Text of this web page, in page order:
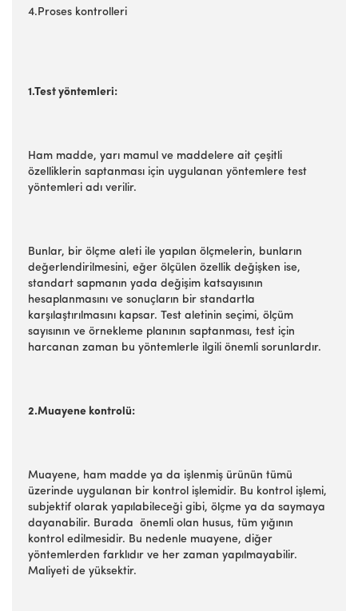
4.Proses kontrolleri
1.Test yöntemleri:
Ham madde, yarı mamul ve maddelere ait çeşitli
özelliklerin saptanması için uygulanan yöntemlere test
yöntemleri adı verilir.
Bunlar, bir ölçme aleti ile yapılan ölçmelerin, bunların
değerlendirilmesini, eğer ölçülen özellik değişken ise,
standart sapmanın yada değişim katsayısının
hesaplanmasını ve sonuçların bir standartla
karşılaştırılmasını kapsar. Test aletinin seçimi, ölçüm
sayısının ve örnekleme planının saptanması, test için
harcanan zaman bu yöntemlerle ilgili önemli sorunlardır.
2.Muayene kontrolü:
Muayene, ham madde ya da işlenmiş ürünün tümü
üzerinde uygulanan bir kontrol işlemidir. Bu kontrol işlemi,
subjektif olarak yapılabileceği gibi, ölçme ya da saymaya
dayanabilir. Burada önemli olan husus, tüm yığının
kontrol edilmesidir. Bu nedenle muayene, diğer
yöntemlerden farklıdır ve her zaman yapılmayabilir.
Maliyeti de yüksektir.